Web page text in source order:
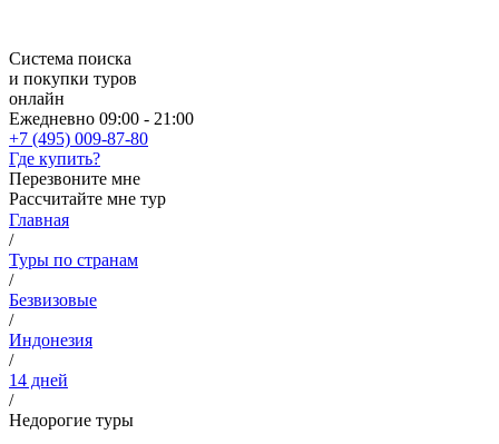
Система поиска
и покупки туров
онлайн
Ежедневно 09:00 - 21:00
+7 (495) 009-87-80
Где купить?
Перезвоните мне
Рассчитайте мне тур
Главная
/
Туры по странам
/
Безвизовые
/
Индонезия
/
14 дней
/
Недорогие туры